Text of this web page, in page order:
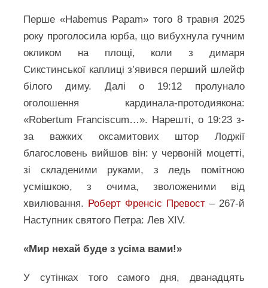
Перше «Habemus Papam» того 8 травня 2025
року проголосила юрба, що вибухнула гучним
окликом на площі, коли з димаря
Сикстинської каплиці з’явився перший шлейф
білого диму. Далі о 19:12 пролунало
оголошення кардинала-протодиякона:
«Robertum Franciscum…». Нарешті, о 19:23 з-
за важких оксамитових штор Лоджії
благословень вийшов він: у червоній моцетті,
зі складеними руками, з ледь помітною
усмішкою, з очима, зволоженими від
хвилювання. Роберт Френсіс Превост– 267-й
Наступник святого Петра: Лев XIV.
«Мир нехай буде з усіма вами!»
У сутінках того самого дня, дванадцять